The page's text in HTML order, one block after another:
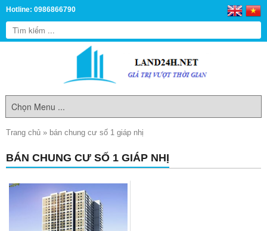
Hotline: 0986866790
Trang chủ » bán chung cư số 1 giáp nhị
BÁN CHUNG CƯ SỐ 1 GIÁP NHỊ